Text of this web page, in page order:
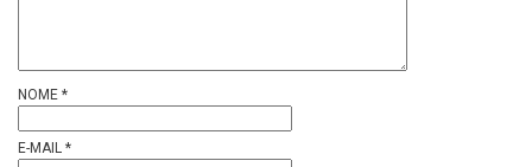
NOME *
E-MAIL *